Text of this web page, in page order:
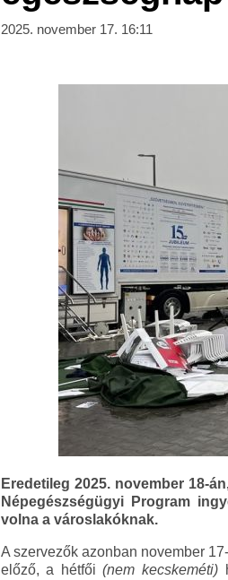
2025. november 17. 16:11
Eredetileg 2025. november 18-
Népegészségügyi Program
volna a városlakóknak.
A szervezők azonban november
előző, a hétfői(nem kecskeméti)